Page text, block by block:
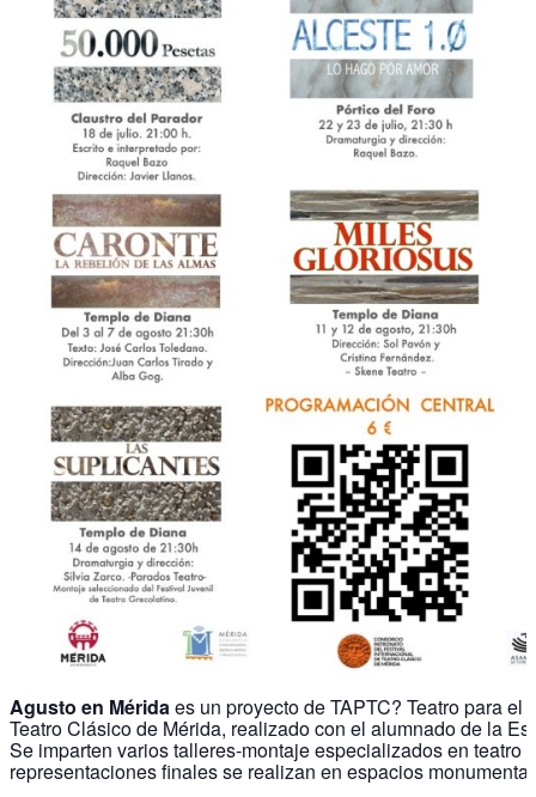
Agusto en Méridaes un proyecto de TAPTC? Teatro para el
Teatro Clásico de Mérida, realizado con el alumnado de la
Se imparten varios talleres-montaje especializados en teatro
representaciones finales se realizan en espacios